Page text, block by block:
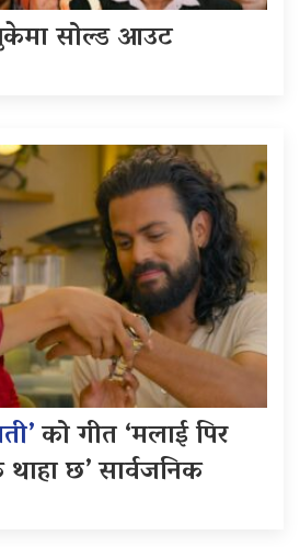
सोल्ड आउट
को गीत ‘मलाई पिर
छ’ सार्वजनिक